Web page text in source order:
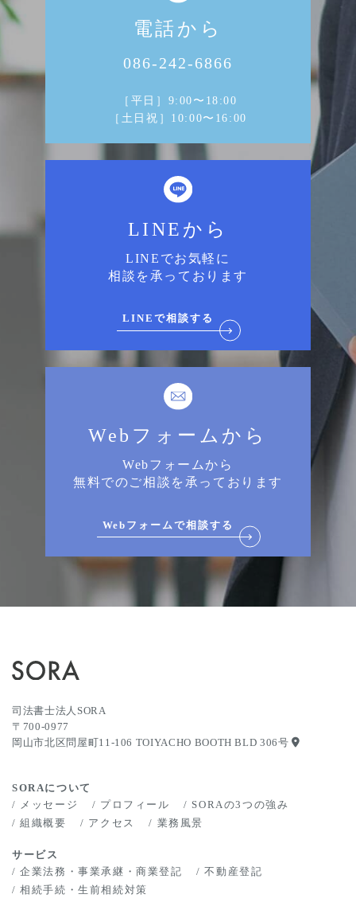
電話から
086-242-6866
［平日］9:00〜18:00
［土日祝］10:00〜16:00
LINEから
LINEでお気軽に
相談を承っております
LINEで相談する
Webフォームから
Webフォームから
無料でのご相談を承っております
Webフォームで相談する
司法書士法人SORA
〒700-0977
岡山市北区問屋町11-106 TOIYACHO BOOTH BLD 306号
SORAについて
メッセージ
プロフィール
SORAの3つの強み
組織概要
アクセス 業務風景
サービス
企業法務・事業承継・商業登記
不動産登記
相続手続・生前相続対策